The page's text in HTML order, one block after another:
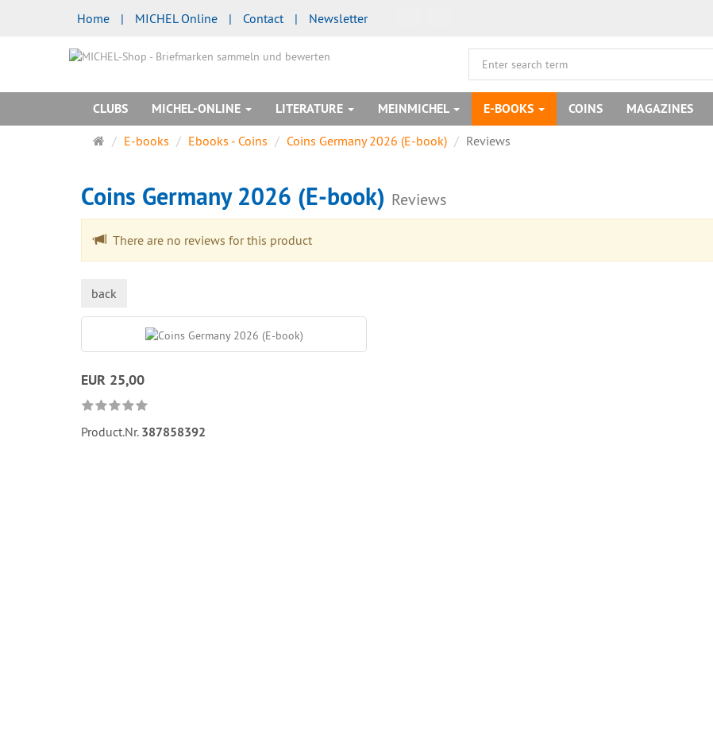
Home | MICHEL Online | Contact | Newsletter
CLUBS MICHEL-ONLINE LITERATURE MEINMICHEL E-BOOKS COINS MAGAZINES
MainE-books Ebooks - Coins Coins Germany 2026 (E-book) Reviews
Coins Germany 2026 (E-book) Reviews
There are no reviews for this product
back
EUR 25,00
Product.Nr. 387858392